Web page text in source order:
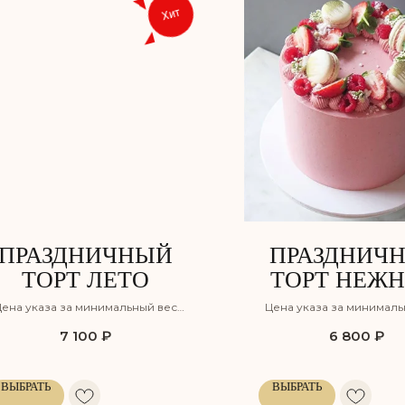
Хит
ТОРТ ЛЕТО
указа за минимальный вес
без учёта доставки
7 100 ₽
ВЫБРАТЬ
ТОРТ
ПОЦЕЛУЙ
ЗАКАЗ В
Цена указа за
без учёта доставки
6 800 ₽
ВЫБРАТЬ